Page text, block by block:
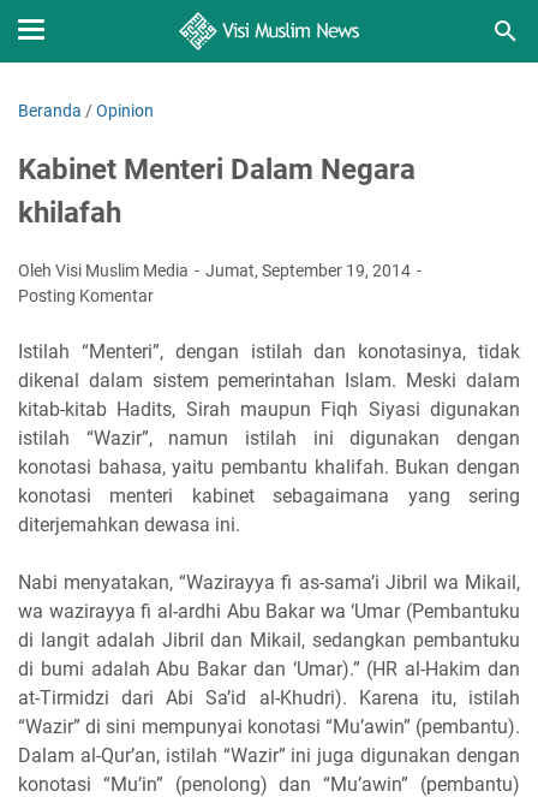
Beranda /Opinion
Kabinet Menteri Dalam Negara
khilafah
Oleh Visi Muslim Media
Jumat, September 19, 2014
Posting Komentar
Istilah “Menteri”, dengan istilah dan konotasinya, tidak
dikenal dalam sistem pemerintahan Islam. Meski dalam
kitab-kitab Hadits, Sirah maupun Fiqh Siyasi digunakan
istilah “Wazir”, namun istilah ini digunakan dengan
konotasi bahasa, yaitu pembantu khalifah. Bukan dengan
konotasi menteri kabinet sebagaimana yang sering
diterjemahkan dewasa ini.
Nabi menyatakan, “Wazirayya fi as-sama’i Jibril wa Mikail,
wa wazirayya fi al-ardhi Abu Bakar wa ‘Umar (Pembantuku
di langit adalah Jibril dan Mikail, sedangkan pembantuku
di bumi adalah Abu Bakar dan ‘Umar).” (HR al-Hakim dan
at-Tirmidzi dari Abi Sa’id al-Khudri). Karena itu, istilah
“Wazir” di sini mempunyai konotasi “Mu’awin” (pembantu).
Dalam al-Qur’an, istilah “Wazir” ini juga digunakan dengan
konotasi “Mu’in” (penolong) dan “Mu’awin” (pembantu)